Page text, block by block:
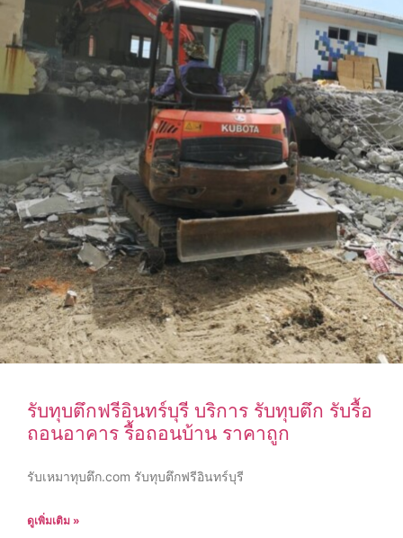
รับทุบตึกฟรีอินทร์บุรี บริการ รับทุบตึก รับรื้อ
ถอนอาคาร รื้อถอนบ้าน ราคาถูก
รับเหมาทุบตึก.com รับทุบตึกฟรีอินทร์บุรี
ดูเพิ่มเติม »